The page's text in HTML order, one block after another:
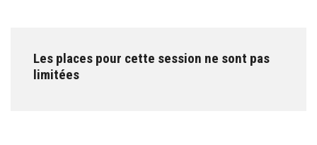
Les places pour cette session ne sont pas
limitées